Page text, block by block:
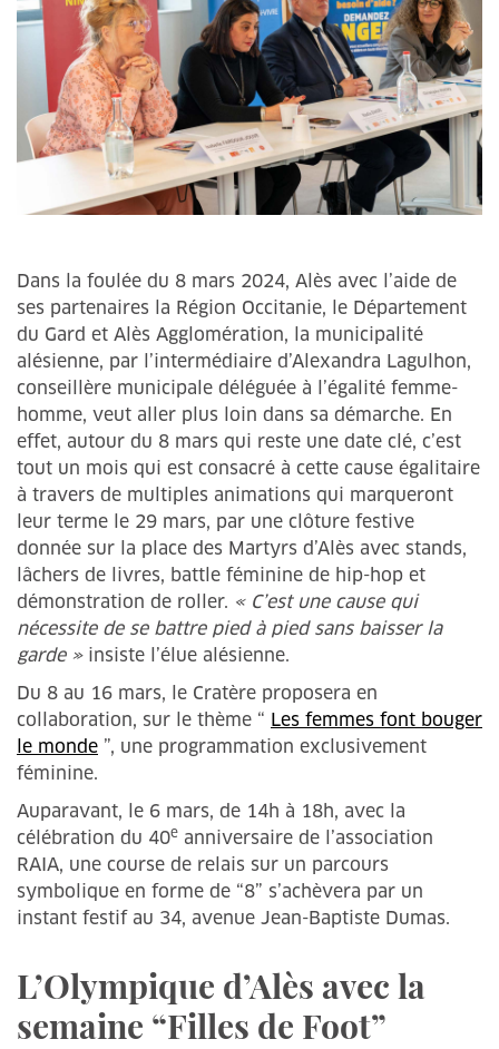
Dans la foulée du 8 mars 2024, Alès avec l’aide de
ses partenaires la Région Occitanie, le Département
du Gard et Alès Agglomération, la municipalité
alésienne, par l’intermédiaire d’Alexandra Lagulhon,
conseillère municipale déléguée à l’égalité femme-
homme, veut aller plus loin dans sa démarche. En
effet, autour du 8 mars qui reste une date clé, c’est
tout un mois qui est consacré à cette cause égalitaire
à travers de multiples animations qui marqueront
leur terme le 29 mars, par une clôture festive
donnée sur la place des Martyrs d’Alès avec stands,
lâchers de livres, battle féminine de hip-hop et
démonstration de roller. « C’est une cause qui
nécessite de se battre pied à pied sans baisser la
garde »insiste l’élue alésienne.
Du 8 au 16 mars, le Cratère proposera en
collaboration, sur le thème “ Les femmes font bouger
le monde ”, une programmation exclusivement
féminine.
Auparavant, le 6 mars, de 14h à 18h, avec la
célébration du 40e anniversaire de l’association
RAIA, une course de relais sur un parcours
symbolique en forme de “8” s’achèvera par un
instant festif au 34, avenue Jean-Baptiste Dumas.
L’Olympique d’Alès avec la
semaine “Filles de Foot”